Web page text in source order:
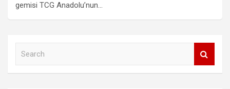
gemisi TCG Anadolu’nun…